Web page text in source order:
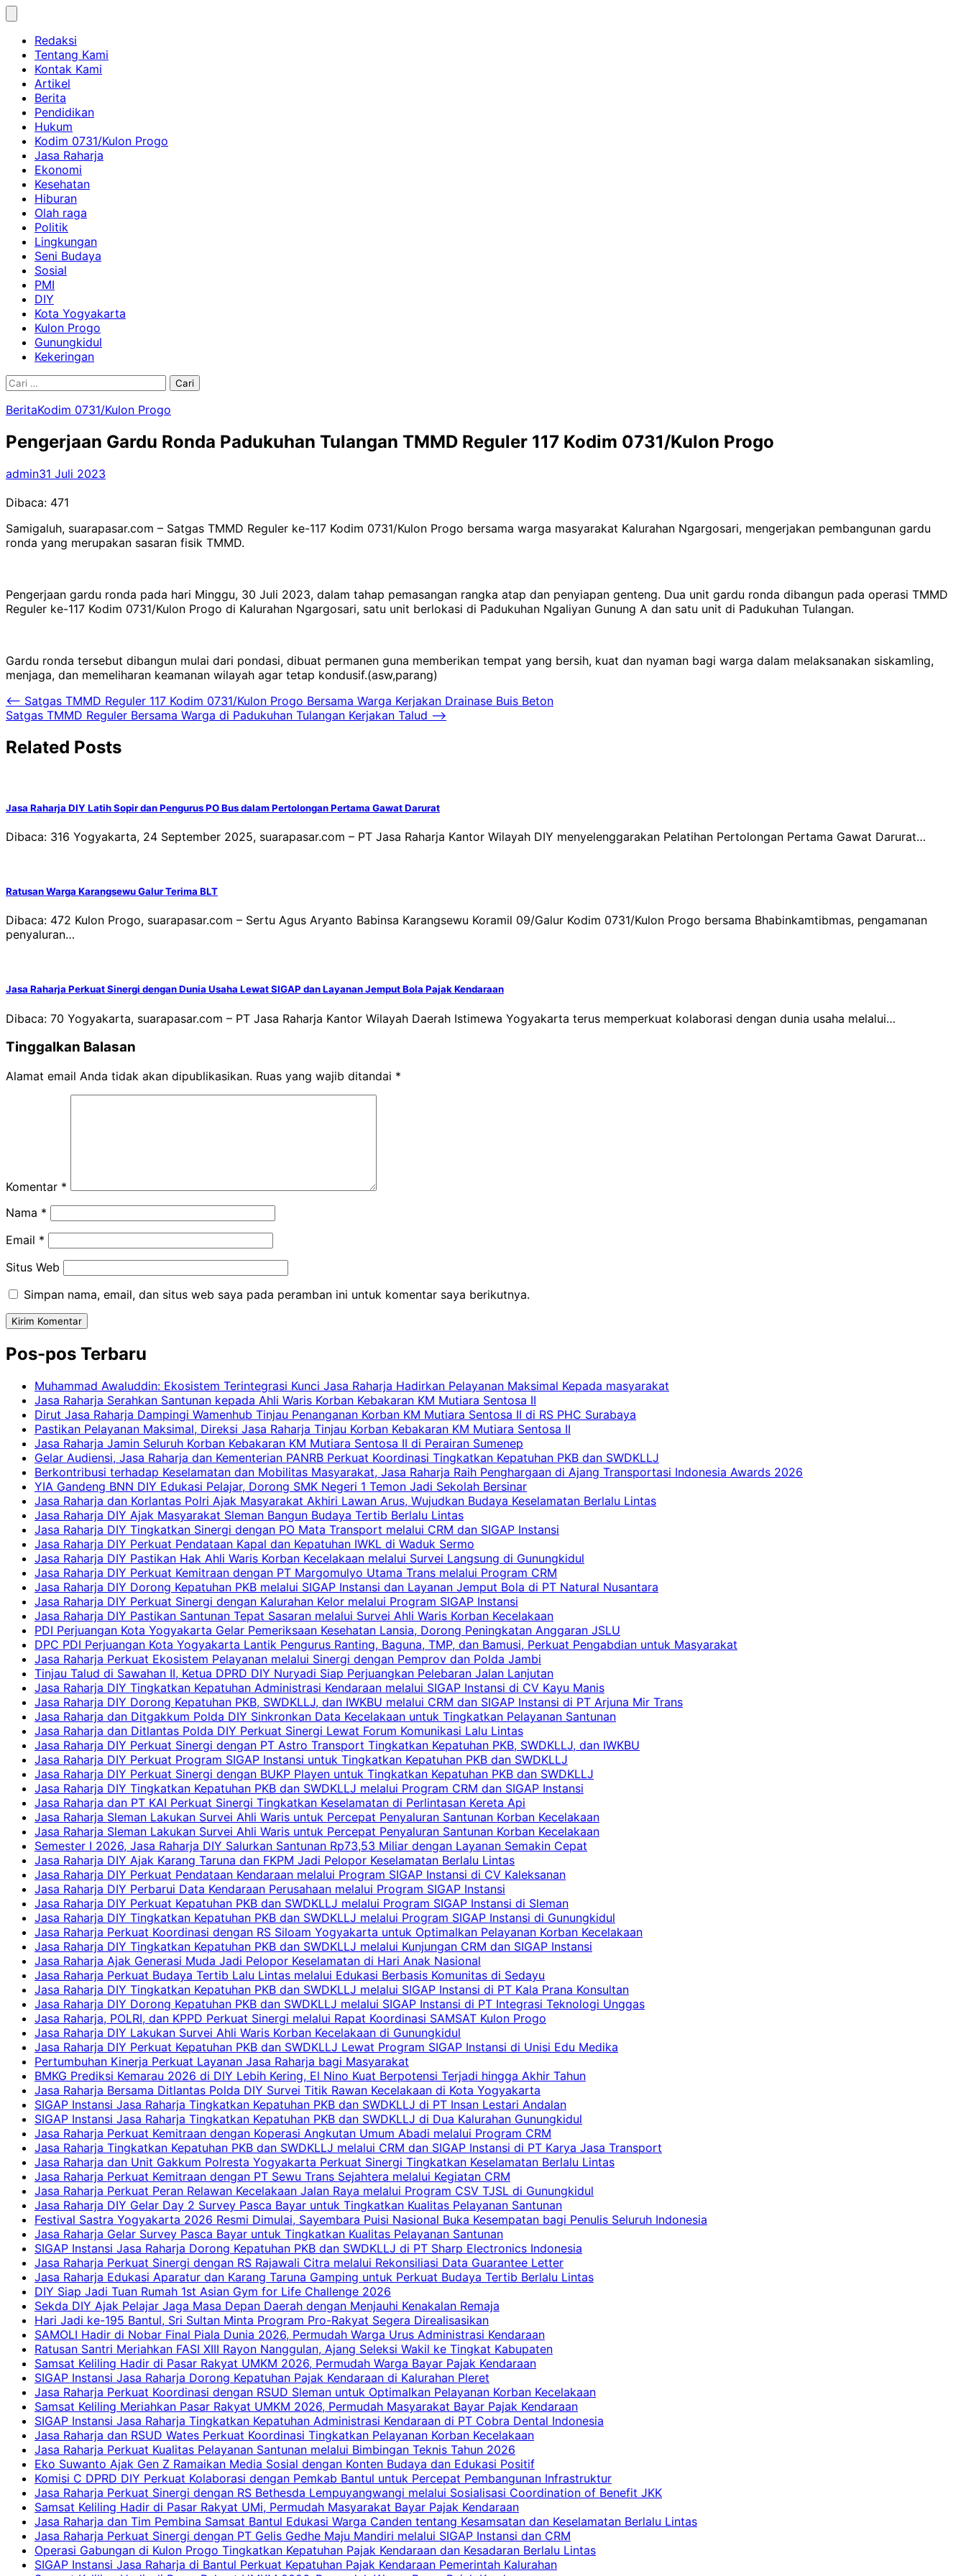
Skip
contentRedaksi
Tentang Kami
Kontak Kami
Artikel
Berita
Pendidikan
Hukum
Kodim 0731/Kulon Progo
Jasa Raharja
Ekonomi
Kesehatan
Hiburan
Olah raga
Politik
Lingkungan
Seni Budaya
Sosial
PMI
DIY
Kota Yogyakarta
Kulon Progo
Gunungkidul
Kekeringan
Cari
BeritaKodim 0731/Kulon Progo
Pengerjaan Gardu Ronda Padukuhan Tulangan TMMD Reguler 117 Kodim 0731/Kulon Progo
admin31 Juli 2023
Dibaca: 471
Samigaluh, suarapasar.com – Satgas TMMD Reguler ke-117 Kodim 0731/Kulon Progo bersama warga masyarakat Kalurahan Ngargosari, mengerjakan pembangunan gardu
ronda yang merupakan sasaran fisik TMMD.
Pengerjaan gardu ronda pada hari Minggu, 30 Juli 2023, dalam tahap pemasangan rangka atap dan penyiapan genteng. Dua unit gardu ronda dibangun pada operasi TMMD
Reguler ke-117 Kodim 0731/Kulon Progo di Kalurahan Ngargosari, satu unit berlokasi di Padukuhan Ngaliyan Gunung A dan satu unit di Padukuhan Tulangan.
Gardu ronda tersebut dibangun mulai dari pondasi, dibuat permanen guna memberikan tempat yang bersih, kuat dan nyaman bagi warga dalam melaksanakan siskamling,
menjaga, dan memeliharan keamanan wilayah agar tetap kondusif.(asw,parang)
Navigasi
pos
⟵ Satgas TMMD Reguler 117 Kodim 0731/Kulon Progo Bersama Warga Kerjakan Drainase Buis Beton
Satgas TMMD Reguler Bersama Warga di Padukuhan Tulangan Kerjakan Talud ⟶
Related Posts
Jasa Raharja DIY Latih Sopir dan Pengurus PO Bus dalam Pertolongan Pertama Gawat Darurat
Dibaca: 316 Yogyakarta, 24 September 2025, suarapasar.com – PT Jasa Raharja Kantor Wilayah DIY menyelenggarakan Pelatihan Pertolongan Pertama Gawat Darurat…
Ratusan Warga Karangsewu Galur Terima BLT
Dibaca: 472 Kulon Progo, suarapasar.com – Sertu Agus Aryanto Babinsa Karangsewu Koramil 09/Galur Kodim 0731/Kulon Progo bersama Bhabinkamtibmas, pengamanan
penyaluran…
Jasa Raharja Perkuat Sinergi dengan Dunia Usaha Lewat SIGAP dan Layanan Jemput Bola Pajak Kendaraan
Dibaca: 70 Yogyakarta, suarapasar.com – PT Jasa Raharja Kantor Wilayah Daerah Istimewa Yogyakarta terus memperkuat kolaborasi dengan dunia usaha melalui…
Tinggalkan Balasan
Alamat email Anda tidak akan dipublikasikan. Ruas yang wajib ditandai *
Komentar *
Nama *
Email *
Situs Web
Simpan nama, email, dan situs web saya pada peramban ini untuk komentar saya berikutnya.
Pos-pos Terbaru
Muhammad Awaluddin: Ekosistem Terintegrasi Kunci Jasa Raharja Hadirkan Pelayanan Maksimal Kepada masyarakat
Jasa Raharja Serahkan Santunan kepada Ahli Waris Korban Kebakaran KM Mutiara Sentosa II
Dirut Jasa Raharja Dampingi Wamenhub Tinjau Penanganan Korban KM Mutiara Sentosa II di RS PHC Surabaya
Pastikan Pelayanan Maksimal, Direksi Jasa Raharja Tinjau Korban Kebakaran KM Mutiara Sentosa II
Jasa Raharja Jamin Seluruh Korban Kebakaran KM Mutiara Sentosa II di Perairan Sumenep
Gelar Audiensi, Jasa Raharja dan Kementerian PANRB Perkuat Koordinasi Tingkatkan Kepatuhan PKB dan SWDKLLJ
Berkontribusi terhadap Keselamatan dan Mobilitas Masyarakat, Jasa Raharja Raih Penghargaan di Ajang Transportasi Indonesia Awards 2026
YIA Gandeng BNN DIY Edukasi Pelajar, Dorong SMK Negeri 1 Temon Jadi Sekolah Bersinar
Jasa Raharja dan Korlantas Polri Ajak Masyarakat Akhiri Lawan Arus, Wujudkan Budaya Keselamatan Berlalu Lintas
Jasa Raharja DIY Ajak Masyarakat Sleman Bangun Budaya Tertib Berlalu Lintas
Jasa Raharja DIY Tingkatkan Sinergi dengan PO Mata Transport melalui CRM dan SIGAP Instansi
Jasa Raharja DIY Perkuat Pendataan Kapal dan Kepatuhan IWKL di Waduk Sermo
Jasa Raharja DIY Pastikan Hak Ahli Waris Korban Kecelakaan melalui Survei Langsung di Gunungkidul
Jasa Raharja DIY Perkuat Kemitraan dengan PT Margomulyo Utama Trans melalui Program CRM
Jasa Raharja DIY Dorong Kepatuhan PKB melalui SIGAP Instansi dan Layanan Jemput Bola di PT Natural Nusantara
Jasa Raharja DIY Perkuat Sinergi dengan Kalurahan Kelor melalui Program SIGAP Instansi
Jasa Raharja DIY Pastikan Santunan Tepat Sasaran melalui Survei Ahli Waris Korban Kecelakaan
PDI Perjuangan Kota Yogyakarta Gelar Pemeriksaan Kesehatan Lansia, Dorong Peningkatan Anggaran JSLU
DPC PDI Perjuangan Kota Yogyakarta Lantik Pengurus Ranting, Baguna, TMP, dan Bamusi, Perkuat Pengabdian untuk Masyarakat
Jasa Raharja Perkuat Ekosistem Pelayanan melalui Sinergi dengan Pemprov dan Polda Jambi
Tinjau Talud di Sawahan II, Ketua DPRD DIY Nuryadi Siap Perjuangkan Pelebaran Jalan Lanjutan
Jasa Raharja DIY Tingkatkan Kepatuhan Administrasi Kendaraan melalui SIGAP Instansi di CV Kayu Manis
Jasa Raharja DIY Dorong Kepatuhan PKB, SWDKLLJ, dan IWKBU melalui CRM dan SIGAP Instansi di PT Arjuna Mir Trans
Jasa Raharja dan Ditgakkum Polda DIY Sinkronkan Data Kecelakaan untuk Tingkatkan Pelayanan Santunan
Jasa Raharja dan Ditlantas Polda DIY Perkuat Sinergi Lewat Forum Komunikasi Lalu Lintas
Jasa Raharja DIY Perkuat Sinergi dengan PT Astro Transport Tingkatkan Kepatuhan PKB, SWDKLLJ, dan IWKBU
Jasa Raharja DIY Perkuat Program SIGAP Instansi untuk Tingkatkan Kepatuhan PKB dan SWDKLLJ
Jasa Raharja DIY Perkuat Sinergi dengan BUKP Playen untuk Tingkatkan Kepatuhan PKB dan SWDKLLJ
Jasa Raharja DIY Tingkatkan Kepatuhan PKB dan SWDKLLJ melalui Program CRM dan SIGAP Instansi
Jasa Raharja dan PT KAI Perkuat Sinergi Tingkatkan Keselamatan di Perlintasan Kereta Api
Jasa Raharja Sleman Lakukan Survei Ahli Waris untuk Percepat Penyaluran Santunan Korban Kecelakaan
Jasa Raharja Sleman Lakukan Survei Ahli Waris untuk Percepat Penyaluran Santunan Korban Kecelakaan
Semester I 2026, Jasa Raharja DIY Salurkan Santunan Rp73,53 Miliar dengan Layanan Semakin Cepat
Jasa Raharja DIY Ajak Karang Taruna dan FKPM Jadi Pelopor Keselamatan Berlalu Lintas
Jasa Raharja DIY Perkuat Pendataan Kendaraan melalui Program SIGAP Instansi di CV Kaleksanan
Jasa Raharja DIY Perbarui Data Kendaraan Perusahaan melalui Program SIGAP Instansi
Jasa Raharja DIY Perkuat Kepatuhan PKB dan SWDKLLJ melalui Program SIGAP Instansi di Sleman
Jasa Raharja DIY Tingkatkan Kepatuhan PKB dan SWDKLLJ melalui Program SIGAP Instansi di Gunungkidul
Jasa Raharja Perkuat Koordinasi dengan RS Siloam Yogyakarta untuk Optimalkan Pelayanan Korban Kecelakaan
Jasa Raharja DIY Tingkatkan Kepatuhan PKB dan SWDKLLJ melalui Kunjungan CRM dan SIGAP Instansi
Jasa Raharja Ajak Generasi Muda Jadi Pelopor Keselamatan di Hari Anak Nasional
Jasa Raharja Perkuat Budaya Tertib Lalu Lintas melalui Edukasi Berbasis Komunitas di Sedayu
Jasa Raharja DIY Tingkatkan Kepatuhan PKB dan SWDKLLJ melalui SIGAP Instansi di PT Kala Prana Konsultan
Jasa Raharja DIY Dorong Kepatuhan PKB dan SWDKLLJ melalui SIGAP Instansi di PT Integrasi Teknologi Unggas
Jasa Raharja, POLRI, dan KPPD Perkuat Sinergi melalui Rapat Koordinasi SAMSAT Kulon Progo
Jasa Raharja DIY Lakukan Survei Ahli Waris Korban Kecelakaan di Gunungkidul
Jasa Raharja DIY Perkuat Kepatuhan PKB dan SWDKLLJ Lewat Program SIGAP Instansi di Unisi Edu Medika
Pertumbuhan Kinerja Perkuat Layanan Jasa Raharja bagi Masyarakat
BMKG Prediksi Kemarau 2026 di DIY Lebih Kering, El Nino Kuat Berpotensi Terjadi hingga Akhir Tahun
Jasa Raharja Bersama Ditlantas Polda DIY Survei Titik Rawan Kecelakaan di Kota Yogyakarta
SIGAP Instansi Jasa Raharja Tingkatkan Kepatuhan PKB dan SWDKLLJ di PT Insan Lestari Andalan
SIGAP Instansi Jasa Raharja Tingkatkan Kepatuhan PKB dan SWDKLLJ di Dua Kalurahan Gunungkidul
Jasa Raharja Perkuat Kemitraan dengan Koperasi Angkutan Umum Abadi melalui Program CRM
Jasa Raharja Tingkatkan Kepatuhan PKB dan SWDKLLJ melalui CRM dan SIGAP Instansi di PT Karya Jasa Transport
Jasa Raharja dan Unit Gakkum Polresta Yogyakarta Perkuat Sinergi Tingkatkan Keselamatan Berlalu Lintas
Jasa Raharja Perkuat Kemitraan dengan PT Sewu Trans Sejahtera melalui Kegiatan CRM
Jasa Raharja Perkuat Peran Relawan Kecelakaan Jalan Raya melalui Program CSV TJSL di Gunungkidul
Jasa Raharja DIY Gelar Day 2 Survey Pasca Bayar untuk Tingkatkan Kualitas Pelayanan Santunan
Festival Sastra Yogyakarta 2026 Resmi Dimulai, Sayembara Puisi Nasional Buka Kesempatan bagi Penulis Seluruh Indonesia
Jasa Raharja Gelar Survey Pasca Bayar untuk Tingkatkan Kualitas Pelayanan Santunan
SIGAP Instansi Jasa Raharja Dorong Kepatuhan PKB dan SWDKLLJ di PT Sharp Electronics Indonesia
Jasa Raharja Perkuat Sinergi dengan RS Rajawali Citra melalui Rekonsiliasi Data Guarantee Letter
Jasa Raharja Edukasi Aparatur dan Karang Taruna Gamping untuk Perkuat Budaya Tertib Berlalu Lintas
DIY Siap Jadi Tuan Rumah 1st Asian Gym for Life Challenge 2026
Sekda DIY Ajak Pelajar Jaga Masa Depan Daerah dengan Menjauhi Kenakalan Remaja
Hari Jadi ke-195 Bantul, Sri Sultan Minta Program Pro-Rakyat Segera Direalisasikan
SAMOLI Hadir di Nobar Final Piala Dunia 2026, Permudah Warga Urus Administrasi Kendaraan
Ratusan Santri Meriahkan FASI XIII Rayon Nanggulan, Ajang Seleksi Wakil ke Tingkat Kabupaten
Samsat Keliling Hadir di Pasar Rakyat UMKM 2026, Permudah Warga Bayar Pajak Kendaraan
SIGAP Instansi Jasa Raharja Dorong Kepatuhan Pajak Kendaraan di Kalurahan Pleret
Jasa Raharja Perkuat Koordinasi dengan RSUD Sleman untuk Optimalkan Pelayanan Korban Kecelakaan
Samsat Keliling Meriahkan Pasar Rakyat UMKM 2026, Permudah Masyarakat Bayar Pajak Kendaraan
SIGAP Instansi Jasa Raharja Tingkatkan Kepatuhan Administrasi Kendaraan di PT Cobra Dental Indonesia
Jasa Raharja dan RSUD Wates Perkuat Koordinasi Tingkatkan Pelayanan Korban Kecelakaan
Jasa Raharja Perkuat Kualitas Pelayanan Santunan melalui Bimbingan Teknis Tahun 2026
Eko Suwanto Ajak Gen Z Ramaikan Media Sosial dengan Konten Budaya dan Edukasi Positif
Komisi C DPRD DIY Perkuat Kolaborasi dengan Pemkab Bantul untuk Percepat Pembangunan Infrastruktur
Jasa Raharja Perkuat Sinergi dengan RS Bethesda Lempuyangwangi melalui Sosialisasi Coordination of Benefit JKK
Samsat Keliling Hadir di Pasar Rakyat UMi, Permudah Masyarakat Bayar Pajak Kendaraan
Jasa Raharja dan Tim Pembina Samsat Bantul Edukasi Warga Canden tentang Kesamsatan dan Keselamatan Berlalu Lintas
Jasa Raharja Perkuat Sinergi dengan PT Gelis Gedhe Maju Mandiri melalui SIGAP Instansi dan CRM
Operasi Gabungan di Kulon Progo Tingkatkan Kepatuhan Pajak Kendaraan dan Kesadaran Berlalu Lintas
SIGAP Instansi Jasa Raharja di Bantul Perkuat Kepatuhan Pajak Kendaraan Pemerintah Kalurahan